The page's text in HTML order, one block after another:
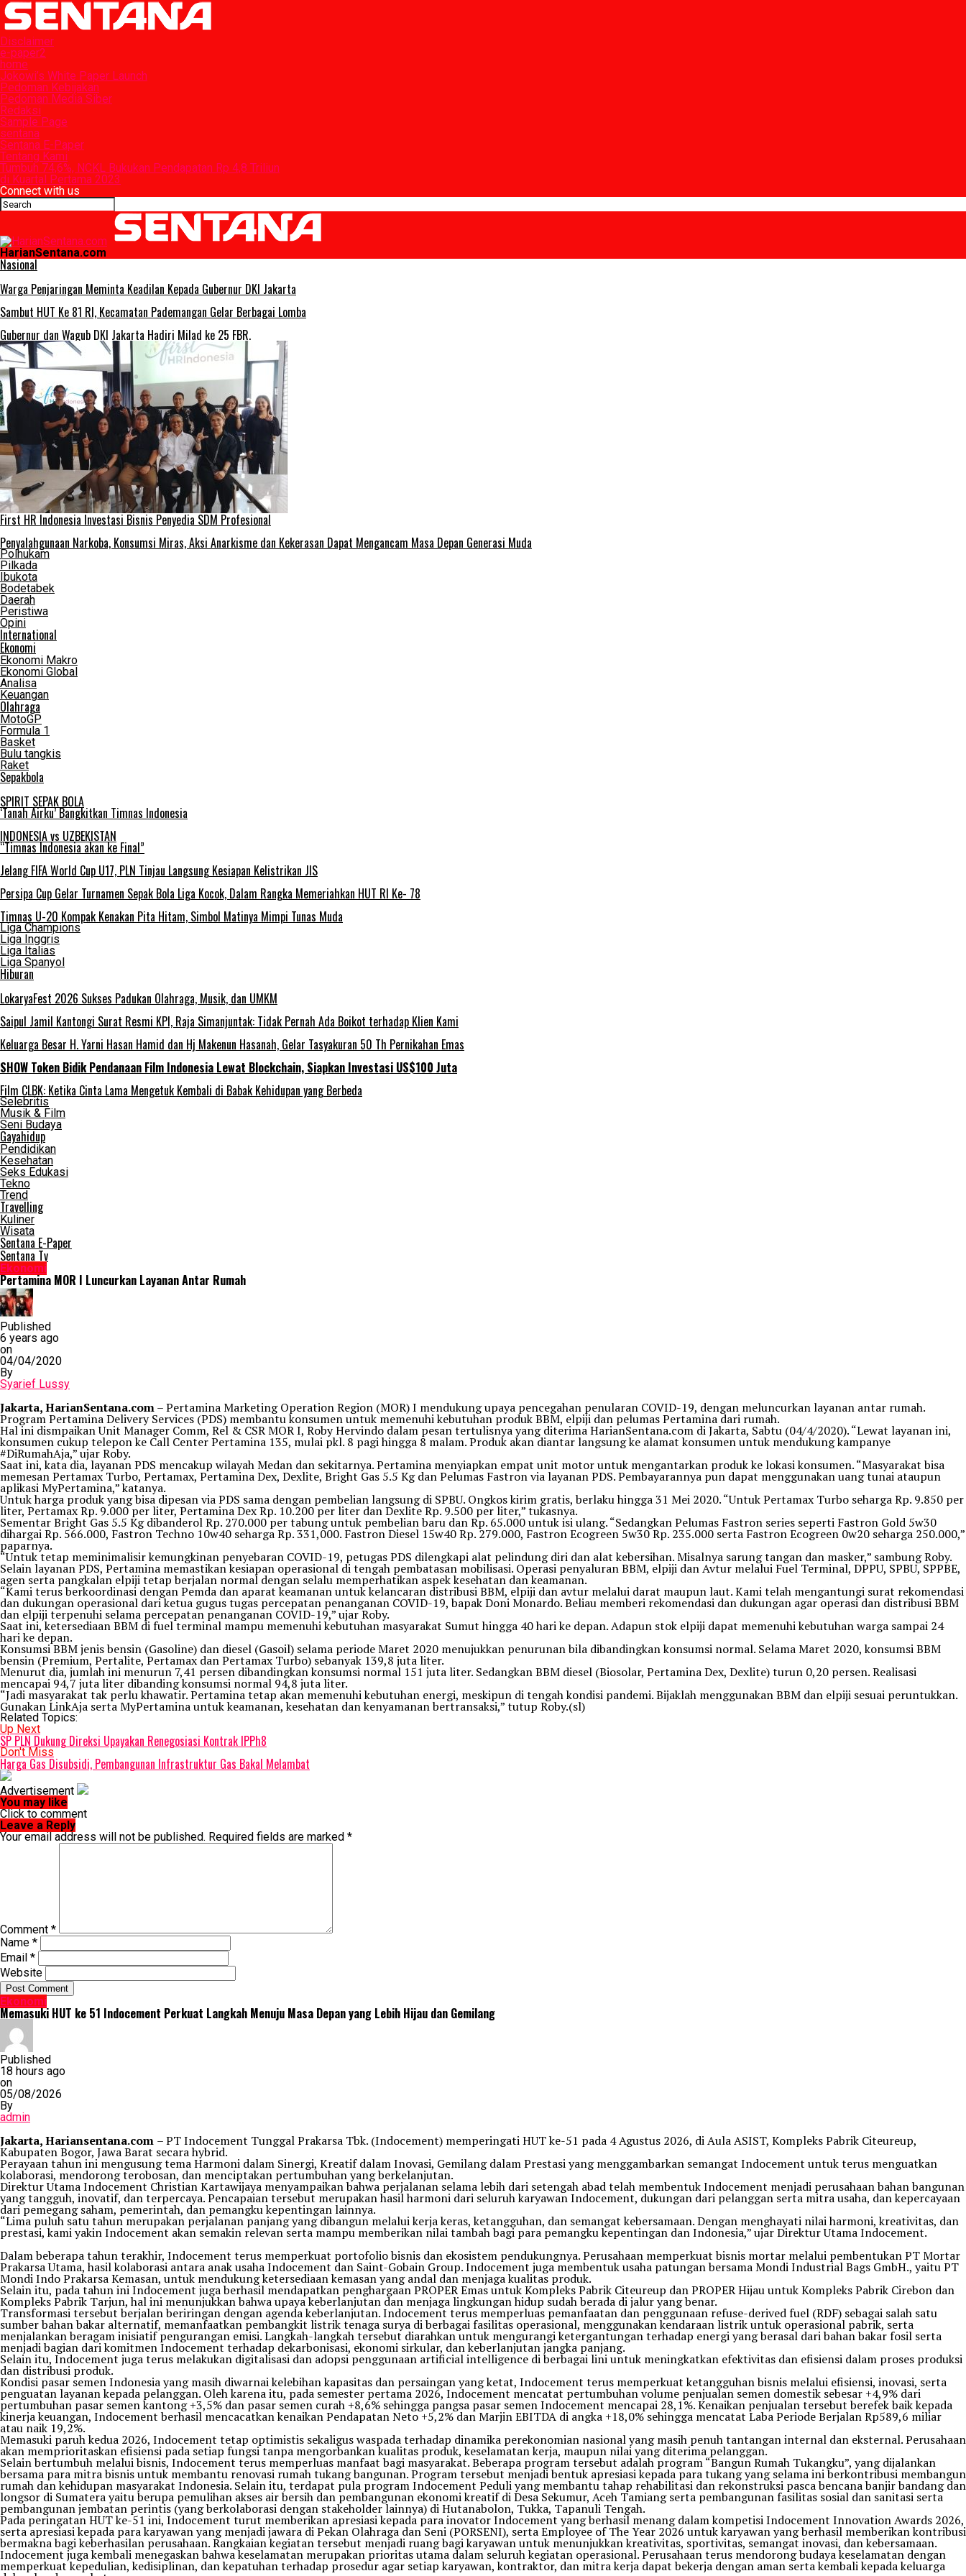
Disclaimer
e-paper2
home
Jokowi’s White Paper Launch
Pedoman Kebijakan
Pedoman Media Siber
Redaksi
Sample Page
sentana
Sentana E-Paper
Tentang Kami
Tumbuh 74,6%, NCKL Bukukan Pendapatan Rp 4,8 Triliun
di Kuartal Pertama 2023
Connect with us
HarianSentana.com
Nasional
Warga Penjaringan Meminta Keadilan Kepada Gubernur DKI Jakarta
Sambut HUT Ke 81 RI, Kecamatan Pademangan Gelar Berbagai Lomba
Gubernur dan Wagub DKI Jakarta Hadiri Milad ke 25 FBR.
First HR Indonesia Investasi Bisnis Penyedia SDM Profesional
Penyalahgunaan Narkoba, Konsumsi Miras, Aksi Anarkisme dan Kekerasan Dapat Mengancam Masa Depan Generasi Muda
Polhukam
Pilkada
Ibukota
Bodetabek
Daerah
Peristiwa
Opini
International
Ekonomi
Ekonomi Makro
Ekonomi Global
Analisa
Keuangan
Olahraga
MotoGP
Formula 1
Basket
Bulu tangkis
Raket
Sepakbola
SPIRIT SEPAK BOLA
‘Tanah Airku’ Bangkitkan Timnas Indonesia
INDONESIA vs UZBEKISTAN
“Timnas Indonesia akan ke Final”
Jelang FIFA World Cup U17, PLN Tinjau Langsung Kesiapan Kelistrikan JIS
Persipa Cup Gelar Turnamen Sepak Bola Liga Kocok, Dalam Rangka Memeriahkan HUT RI Ke- 78
Timnas U-20 Kompak Kenakan Pita Hitam, Simbol Matinya Mimpi Tunas Muda
Liga Champions
Liga Inggris
Liga Italias
Liga Spanyol
Hiburan
LokaryaFest 2026 Sukses Padukan Olahraga, Musik, dan UMKM
Saipul Jamil Kantongi Surat Resmi KPI, Raja Simanjuntak: Tidak Pernah Ada Boikot terhadap Klien Kami
Keluarga Besar H. Yarni Hasan Hamid dan Hj Makenun Hasanah, Gelar Tasyakuran 50 Th Pernikahan Emas
SHOW Token Bidik Pendanaan Film Indonesia Lewat Blockchain, Siapkan Investasi US$100 Juta
Film CLBK: Ketika Cinta Lama Mengetuk Kembali di Babak Kehidupan yang Berbeda
Selebritis
Musik & Film
Seni Budaya
Gayahidup
Pendidikan
Kesehatan
Seks Edukasi
Tekno
Trend
Travelling
Kuliner
Wisata
Sentana E-Paper
Sentana Tv
Ekonomi
Pertamina MOR I Luncurkan Layanan Antar Rumah
Published
6 years ago
on
04/04/2020
By
Syarief Lussy
Jakarta, HarianSentana.com– Pertamina Marketing Operation Region (MOR) I mendukung upaya pencegahan penularan COVID-19, dengan meluncurkan layanan antar rumah.
Program Pertamina Delivery Services (PDS) membantu konsumen untuk memenuhi kebutuhan produk BBM, elpiji dan pelumas Pertamina dari rumah.
Hal ini dismpaikan Unit Manager Comm, Rel & CSR MOR I, Roby Hervindo dalam pesan tertulisnya yang diterima HarianSentana.com di Jakarta, Sabtu (04/4/2020). “Lewat layanan ini,
konsumen cukup telepon ke Call Center Pertamina 135, mulai pkl. 8 pagi hingga 8 malam. Produk akan diantar langsung ke alamat konsumen untuk mendukung kampanye
#DiRumahAja,” ujar Roby.
Saat ini, kata dia, layanan PDS mencakup wilayah Medan dan sekitarnya. Pertamina menyiapkan empat unit motor untuk mengantarkan produk ke lokasi konsumen. “Masyarakat bisa
memesan Pertamax Turbo, Pertamax, Pertamina Dex, Dexlite, Bright Gas 5.5 Kg dan Pelumas Fastron via layanan PDS. Pembayarannya pun dapat menggunakan uang tunai ataupun
aplikasi MyPertamina,” katanya.
Untuk harga produk yang bisa dipesan via PDS sama dengan pembelian langsung di SPBU. Ongkos kirim gratis, berlaku hingga 31 Mei 2020. “Untuk Pertamax Turbo seharga Rp. 9.850 per
liter, Pertamax Rp. 9.000 per liter, Pertamina Dex Rp. 10.200 per liter dan Dexlite Rp. 9.500 per liter,” tukasnya.
Sementar Bright Gas 5.5 Kg dibanderol Rp. 270.000 per tabung untuk pembelian baru dan Rp. 65.000 untuk isi ulang. “Sedangkan Pelumas Fastron series seperti Fastron Gold 5w30
dihargai Rp. 566.000, Fastron Techno 10w40 seharga Rp. 331,000. Fastron Diesel 15w40 Rp. 279.000, Fastron Ecogreen 5w30 Rp. 235.000 serta Fastron Ecogreen 0w20 seharga 250.000,”
paparnya.
“Untuk tetap meminimalisir kemungkinan penyebaran COVID-19, petugas PDS dilengkapi alat pelindung diri dan alat kebersihan. Misalnya sarung tangan dan masker,” sambung Roby.
Selain layanan PDS, Pertamina memastikan kesiapan operasional di tengah pembatasan mobilisasi. Operasi penyaluran BBM, elpiji dan Avtur melalui Fuel Terminal, DPPU, SPBU, SPPBE,
agen serta pangkalan elpiji tetap berjalan normal dengan selalu memperhatikan aspek kesehatan dan keamanan.
“Kami terus berkoordinasi dengan Pemda dan aparat keamanan untuk kelancaran distribusi BBM, elpiji dan avtur melalui darat maupun laut. Kami telah mengantungi surat rekomendasi
dan dukungan operasional dari ketua gugus tugas percepatan penanganan COVID-19, bapak Doni Monardo. Beliau memberi rekomendasi dan dukungan agar operasi dan distribusi BBM
dan elpiji terpenuhi selama percepatan penanganan COVID-19,” ujar Roby.
Saat ini, ketersediaan BBM di fuel terminal mampu memenuhi kebutuhan masyarakat Sumut hingga 40 hari ke depan. Adapun stok elpiji dapat memenuhi kebutuhan warga sampai 24
hari ke depan.
Konsumsi BBM jenis bensin (Gasoline) dan diesel (Gasoil) selama periode Maret 2020 menujukkan penurunan bila dibandingkan konsumsi normal. Selama Maret 2020, konsumsi BBM
bensin (Premium, Pertalite, Pertamax dan Pertamax Turbo) sebanyak 139,8 juta liter.
Menurut dia, jumlah ini menurun 7,41 persen dibandingkan konsumsi normal 151 juta liter. Sedangkan BBM diesel (Biosolar, Pertamina Dex, Dexlite) turun 0,20 persen. Realisasi
mencapai 94,7 juta liter dibanding konsumsi normal 94,8 juta liter.
“Jadi masyarakat tak perlu khawatir. Pertamina tetap akan memenuhi kebutuhan energi, meskipun di tengah kondisi pandemi. Bijaklah menggunakan BBM dan elpiji sesuai peruntukkan.
Gunakan LinkAja serta MyPertamina untuk keamanan, kesehatan dan kenyamanan bertransaksi,” tutup Roby.(sl)
Related Topics:
Up Next
SP PLN Dukung Direksi Upayakan Renegosiasi Kontrak IPPh8
Don't Miss
Harga Gas Disubsidi, Pembangunan Infrastruktur Gas Bakal Melambat
Advertisement
You may like
Click to comment
Leave a Reply
Your email address will not be published. Required fields are marked *
Comment *
Name *
Email *
Website
Ekonomi
Memasuki HUT ke 51 Indocement Perkuat Langkah Menuju Masa Depan yang Lebih Hijau dan Gemilang
Published
18 hours ago
on
05/08/2026
By
admin
Jakarta, Hariansentana.com – PT Indocement Tunggal Prakarsa Tbk. (Indocement) memperingati HUT ke-51 pada 4 Agustus 2026, di Aula ASIST, Kompleks Pabrik Citeureup,
Kabupaten Bogor, Jawa Barat secara hybrid.
Perayaan tahun ini mengusung tema Harmoni dalam Sinergi, Kreatif dalam Inovasi, Gemilang dalam Prestasi yang menggambarkan semangat Indocement untuk terus menguatkan
kolaborasi, mendorong terobosan, dan menciptakan pertumbuhan yang berkelanjutan.
Direktur Utama Indocement Christian Kartawijaya menyampaikan bahwa perjalanan selama lebih dari setengah abad telah membentuk Indocement menjadi perusahaan bahan bangunan
yang tangguh, inovatif, dan terpercaya. Pencapaian tersebut merupakan hasil harmoni dari seluruh karyawan Indocement, dukungan dari pelanggan serta mitra usaha, dan kepercayaan
dari pemegang saham, pemerintah, dan pemangku kepentingan lainnya.
“Lima puluh satu tahun merupakan perjalanan panjang yang dibangun melalui kerja keras, ketangguhan, dan semangat kebersamaan. Dengan menghayati nilai harmoni, kreativitas, dan
prestasi, kami yakin Indocement akan semakin relevan serta mampu memberikan nilai tambah bagi para pemangku kepentingan dan Indonesia,” ujar Direktur Utama Indocement.
Dalam beberapa tahun terakhir, Indocement terus memperkuat portofolio bisnis dan ekosistem pendukungnya. Perusahaan memperkuat bisnis mortar melalui pembentukan PT Mortar
Prakarsa Utama, hasil kolaborasi antara anak usaha Indocement dan Saint-Gobain Group. Indocement juga membentuk usaha patungan bersama Mondi Industrial Bags GmbH., yaitu PT
Mondi Indo Prakarsa Kemasan, untuk mendukung ketersediaan kemasan yang andal dan menjaga kualitas produk.
Selain itu, pada tahun ini Indocement juga berhasil mendapatkan penghargaan PROPER Emas untuk Kompleks Pabrik Citeureup dan PROPER Hijau untuk Kompleks Pabrik Cirebon dan
Kompleks Pabrik Tarjun, hal ini menunjukkan bahwa upaya keberlanjutan dan menjaga lingkungan hidup sudah berada di jalur yang benar.
Transformasi tersebut berjalan beriringan dengan agenda keberlanjutan. Indocement terus memperluas pemanfaatan dan penggunaan refuse-derived fuel (RDF) sebagai salah satu
sumber bahan bakar alternatif, memanfaatkan pembangkit listrik tenaga surya di berbagai fasilitas operasional, menggunakan kendaraan listrik untuk operasional pabrik, serta
menjalankan beragam inisiatif pengurangan emisi. Langkah-langkah tersebut diarahkan untuk mengurangi ketergantungan terhadap energi yang berasal dari bahan bakar fosil serta
menjadi bagian dari komitmen Indocement terhadap dekarbonisasi, ekonomi sirkular, dan keberlanjutan jangka panjang.
Selain itu, Indocement juga terus melakukan digitalisasi dan adopsi penggunaan artificial intelligence di berbagai lini untuk meningkatkan efektivitas dan efisiensi dalam proses produksi
dan distribusi produk.
Kondisi pasar semen Indonesia yang masih diwarnai kelebihan kapasitas dan persaingan yang ketat, Indocement terus memperkuat ketangguhan bisnis melalui efisiensi, inovasi, serta
penguatan layanan kepada pelanggan. Oleh karena itu, pada semester pertama 2026, Indocement mencatat pertumbuhan volume penjualan semen domestik sebesar +4,9% dari
pertumbuhan pasar semen kantong +3,5% dan pasar semen curah +8,6% sehingga pangsa pasar semen Indocement mencapai 28,1%. Kenaikan penjualan tersebut berefek baik kepada
kinerja keuangan, Indocement berhasil mencacatkan kenaikan Pendapatan Neto +5,2% dan Marjin EBITDA di angka +18,0% sehingga mencatat Laba Periode Berjalan Rp589,6 miliar
atau naik 19,2%.
Memasuki paruh kedua 2026, Indocement tetap optimistis sekaligus waspada terhadap dinamika perekonomian nasional yang masih penuh tantangan internal dan eksternal. Perusahaan
akan memprioritaskan efisiensi pada setiap fungsi tanpa mengorbankan kualitas produk, keselamatan kerja, maupun nilai yang diterima pelanggan.
Selain bertumbuh melalui bisnis, Indocement terus memperluas manfaat bagi masyarakat. Beberapa program tersebut adalah program “Bangun Rumah Tukangku”, yang dijalankan
bersama para mitra bisnis untuk membantu renovasi rumah tukang bangunan. Program tersebut menjadi bentuk apresiasi kepada para tukang yang selama ini berkontribusi membangun
rumah dan kehidupan masyarakat Indonesia. Selain itu, terdapat pula program Indocement Peduli yang membantu tahap rehabilitasi dan rekonstruksi pasca bencana banjir bandang dan
longsor di Sumatera yaitu berupa pemulihan akses air bersih dan pembangunan ekonomi kreatif di Desa Sekumur, Aceh Tamiang serta pembangunan fasilitas sosial dan sanitasi serta
pembangunan jembatan perintis (yang berkolaborasi dengan stakeholder lainnya) di Hutanabolon, Tukka, Tapanuli Tengah.
Pada peringatan HUT ke-51 ini, Indocement turut memberikan apresiasi kepada para inovator Indocement yang berhasil menang dalam kompetisi Indocement Innovation Awards 2026,
serta apresiasi kepada para karyawan yang menjadi jawara di Pekan Olahraga dan Seni (PORSENI), serta Employee of The Year 2026 untuk karyawan yang berhasil memberikan kontribusi
bermakna bagi keberhasilan perusahaan. Rangkaian kegiatan tersebut menjadi ruang bagi karyawan untuk menunjukkan kreativitas, sportivitas, semangat inovasi, dan kebersamaan.
Indocement juga kembali menegaskan bahwa keselamatan merupakan prioritas utama dalam seluruh kegiatan operasional. Perusahaan terus mendorong budaya keselamatan dengan
memperkuat kepedulian, kedisiplinan, dan kepatuhan terhadap prosedur agar setiap karyawan, kontraktor, dan mitra kerja dapat bekerja dengan aman serta kembali kepada keluarga